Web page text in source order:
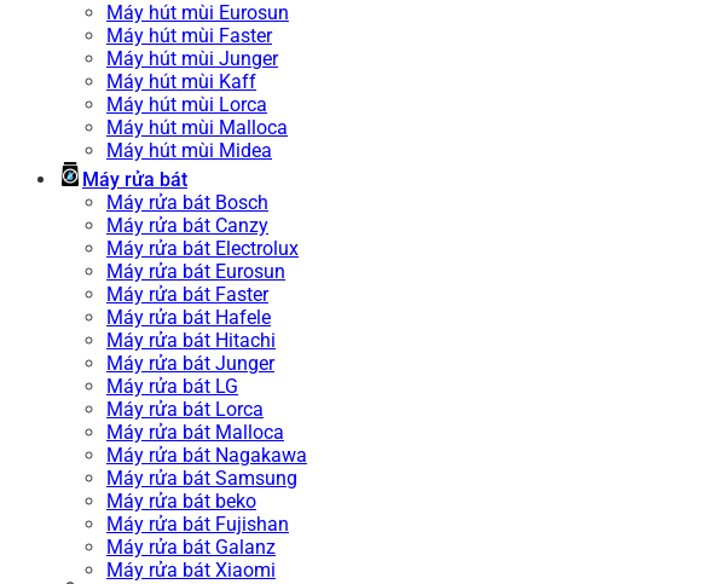
Máy hút mùi Eurosun
Máy hút mùi Faster
Máy hút mùi Junger
Máy hút mùi Kaff
Máy hút mùi Lorca
Máy hút mùi Malloca
Máy hút mùi Midea
Máy rửa bát
Máy rửa bát Bosch
Máy rửa bát Canzy
Máy rửa bát Electrolux
Máy rửa bát Eurosun
Máy rửa bát Faster
Máy rửa bát Hafele
Máy rửa bát Hitachi
Máy rửa bát Junger
Máy rửa bát LG
Máy rửa bát Lorca
Máy rửa bát Malloca
Máy rửa bát Nagakawa
Máy rửa bát Samsung
Máy rửa bát beko
Máy rửa bát Fujishan
Máy rửa bát Galanz
Máy rửa bát Xiaomi